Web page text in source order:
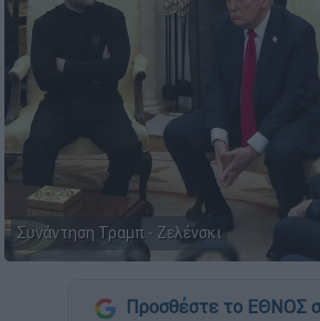
Συνάντηση Τραμπ - Ζελένσκι
Προσθέστε το ΕΘΝΟΣ